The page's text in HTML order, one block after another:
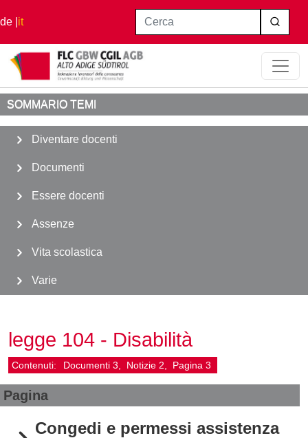
Salta al contenuto principale
de it Cerca
Home Assenze Legge 104 - Disabilità
legge 104 - Disabilità
Contenuti: Documenti 3 Notizie 2 Pagina 3
Pagina
Congedi e permessi assistenza
SOMMARIO TEMI
Diventare docenti
Documenti
Essere docenti
Assenze
Vita scolastica
Varie